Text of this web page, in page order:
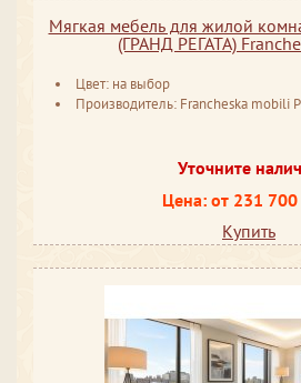
Мягкая мебель для жилой
(ГРАНД РЕГАТА)
Цвет: на выбор
Производитель: Francheska mobili
Уточните
Цена: от 231
Купить